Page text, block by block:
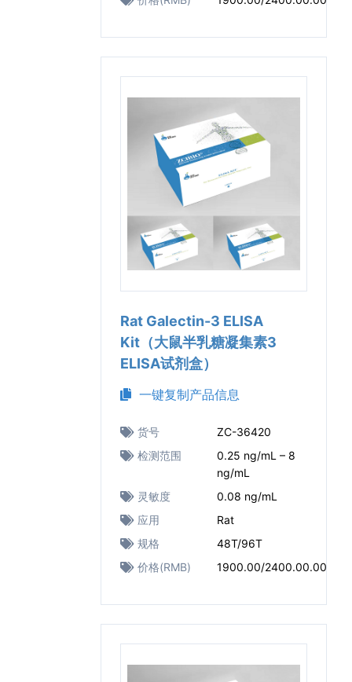
Rat Galectin-3 ELISA
Kit（大鼠半乳糖凝集素3
ELISA试剂盒）
一键复制产品信息
货号
ZC-36420
检测范围
0.25 ng/mL – 8
ng/mL
灵敏度
0.08 ng/mL
应用
Rat
规格
48T/96T
价格(RMB)
1900.00/2400.00.00